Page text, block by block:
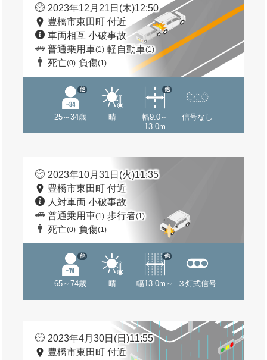
2023年12月21日(木)12:50
豊橋市東田町 付近
車両相互 小破事故
普通乗用車(1) 軽自動車(1)
死亡(0) 負傷(1)
25～34歳
他
晴
幅9.0～
13.0m
他
信号なし
2023年10月31日(火)11:35
豊橋市東田町 付近
人対車両 小破事故
普通乗用車(1) 歩行者(1)
死亡(0) 負傷(1)
65～74歳
他
晴 幅13.0m～
他
３灯式信号
2023年4月30日(日)11:55
豊橋市東田町 付近